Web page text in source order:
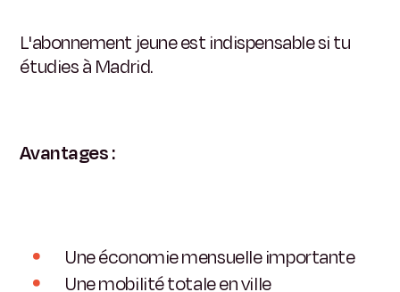
L'abonnement jeune est indispensable si tu
étudies à Madrid.
Avantages :
Une économie mensuelle importante
Une mobilité totale en ville